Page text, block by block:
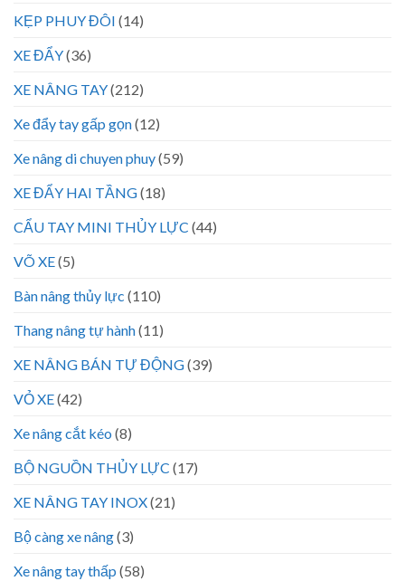
KẸP PHUY ĐÔI (14)
XE ĐẨY(36)
XE NÂNG TAY(212)
Xe đẩy tay gấp gọn(12)
Xe nâng di chuyen phuy(59)
XE ĐẨY HAI TẦNG(18)
CẨU TAY MINI THỦY LỰC (44)
VÕ XE(5)
Bàn nâng thủy lực (110)
Thang nâng tự hành(11)
XE NÂNG BÁN TỰ ĐỘNG(39)
VỎ XE(42)
Xe nâng cắt kéo (8)
BỘ NGUỒN THỦY LỰC (17)
XE NÂNG TAY INOX(21)
Bộ càng xe nâng(3)
Xe nâng tay thấp (58)